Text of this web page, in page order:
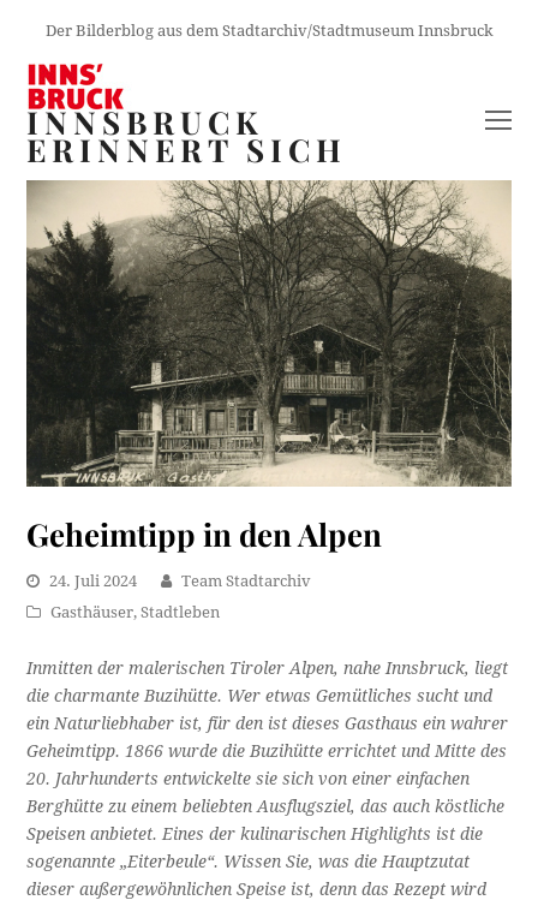
Der Bilderblog aus dem Stadtarchiv/Stadtmuseum Innsbruck
INNSBRUCK
ERINNERT SICH
Geheimtipp in den Alpen
24. Juli 2024
Team Stadtarchiv
Gasthäuser,Stadtleben
Inmitten der malerischen Tiroler Alpen, nahe Innsbruck, liegt
die charmante Buzihütte. Wer etwas Gemütliches sucht und
ein Naturliebhaber ist, für den ist dieses Gasthaus ein wahrer
Geheimtipp. 1866 wurde die Buzihütte errichtet und Mitte des
20. Jahrhunderts entwickelte sie sich von einer einfachen
Berghütte zu einem beliebten Ausflugsziel, das auch köstliche
Speisen anbietet. Eines der kulinarischen Highlights ist die
sogenannte „Eiterbeule“. Wissen Sie, was die Hauptzutat
dieser außergewöhnlichen Speise ist, denn das Rezept wird